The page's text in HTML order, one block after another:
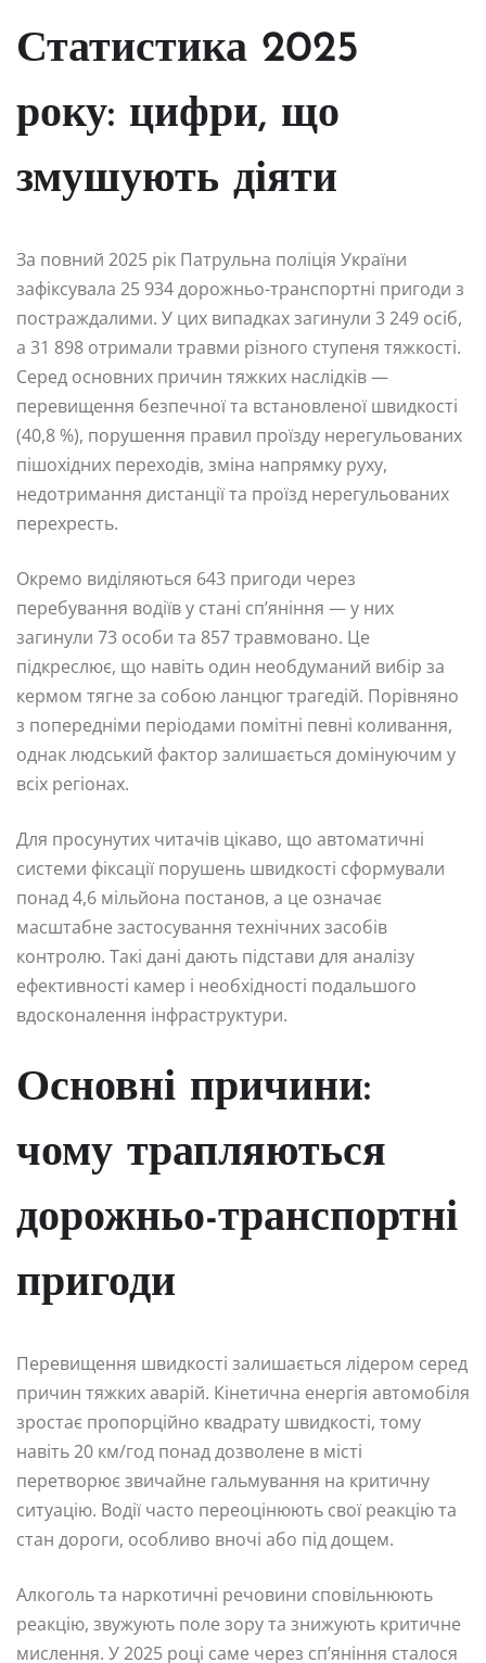
Статистика 2025
року: цифри, що
змушують діяти
За повний 2025 рік Патрульна поліція України
зафіксувала 25 934 дорожньо-транспортні пригоди з
постраждалими. У цих випадках загинули 3 249 осіб,
а 31 898 отримали травми різного ступеня тяжкості.
Серед основних причин тяжких наслідків —
перевищення безпечної та встановленої швидкості
(40,8 %), порушення правил проїзду нерегульованих
пішохідних переходів, зміна напрямку руху,
недотримання дистанції та проїзд нерегульованих
перехресть.
Окремо виділяються 643 пригоди через
перебування водіїв у стані сп’яніння — у них
загинули 73 особи та 857 травмовано. Це
підкреслює, що навіть один необдуманий вибір за
кермом тягне за собою ланцюг трагедій. Порівняно
з попередніми періодами помітні певні коливання,
однак людський фактор залишається домінуючим у
всіх регіонах.
Для просунутих читачів цікаво, що автоматичні
системи фіксації порушень швидкості сформували
понад 4,6 мільйона постанов, а це означає
масштабне застосування технічних засобів
контролю. Такі дані дають підстави для аналізу
ефективності камер і необхідності подальшого
вдосконалення інфраструктури.
Основні причини:
чому трапляються
дорожньо-транспортні
пригоди
Перевищення швидкості залишається лідером серед
причин тяжких аварій. Кінетична енергія автомобіля
зростає пропорційно квадрату швидкості, тому
навіть 20 км/год понад дозволене в місті
перетворює звичайне гальмування на критичну
ситуацію. Водії часто переоцінюють свої реакцію та
стан дороги, особливо вночі або під дощем.
Алкоголь та наркотичні речовини сповільнюють
реакцію, звужують поле зору та знижують критичне
мислення. У 2025 році саме через сп’яніння сталося